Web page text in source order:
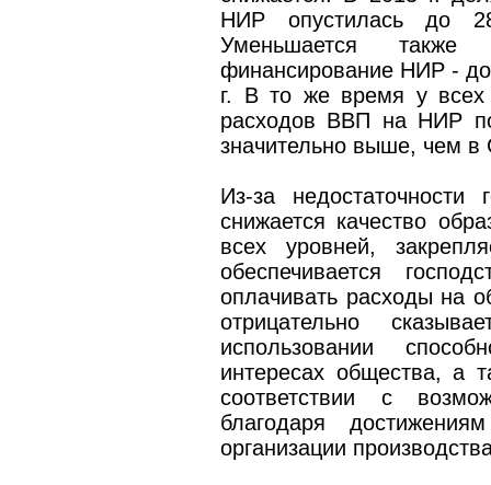
НИР опустилась до
Уменьшается
финансирование НИР - до
г. В то же время у всех
расходов ВВП на НИР
значительно выше, чем
Из-за недостаточности
снижается качество
всех уровней,
обеспечивается
оплачивать расходы на
отрицательно
использовании
интересах общества, а
соответствии с
благодаря
организации